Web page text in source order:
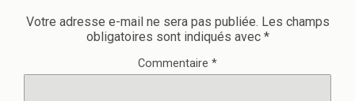
Votre adresse e-mail ne sera pas publiée. Les champs
obligatoires sont indiqués avec *
Commentaire *